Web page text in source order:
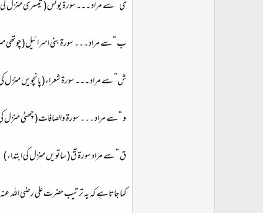
ی “ سے مراد ۔۔۔ سورة یونس ( تیسری منزل کی
ب “ سے مراد ۔۔۔ سورة بنی اسرائیل ( چوتھی
ش” سے مراد ۔۔۔ سورة شعراء ( پانچویں منزل
و “ سے مراد ۔۔۔ سورة والصافات ( چھٹی منزل
ق “ سے مراد سورة قٓ ( ساتویں منزل کی ابتداء )
کہا جاتا ہے کہ یہ ترتیب حضرت علی رضی الله